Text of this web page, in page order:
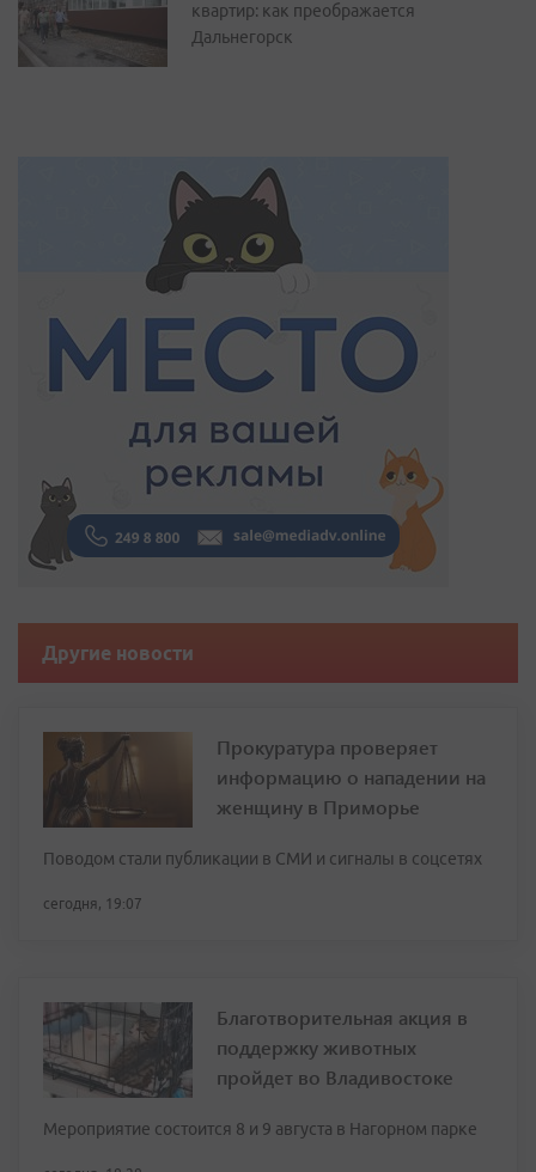
квартир: как преображается
Дальнегорск
Другие новости
Прокуратура проверяет
информацию о нападении на
женщину в Приморье
Поводом стали публикации в СМИ и сигналы в соцсетях
сегодня, 19:07
Благотворительная акция в
поддержку животных
пройдет во Владивостоке
Мероприятие состоится 8 и 9 августа в Нагорном парке